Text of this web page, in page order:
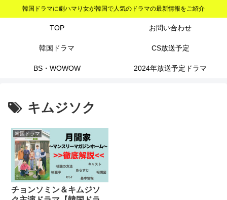
韓国ドラマに劇ハマり女が韓国で人気のドラマの最新情報をご紹介
TOP お問い合わせ
韓国ドラマ CS放送予定
BS・WOWOW 2024年放送予定ドラマ
キムジソク
韓国ドラマ
チョンソミン＆キムジソ